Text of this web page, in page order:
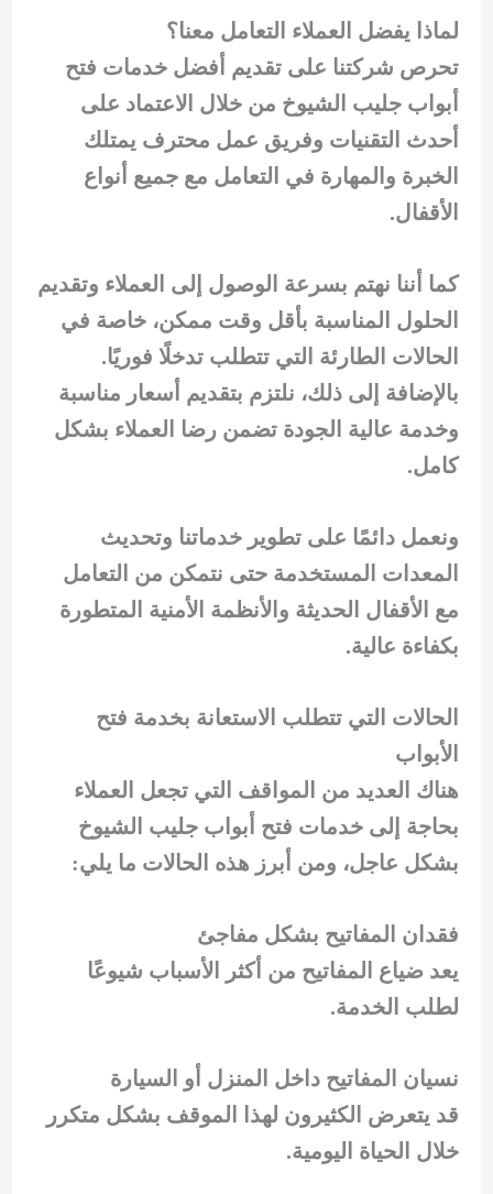
لماذا يفضل العملاء التعامل معنا؟
تحرص شركتنا على تقديم أفضل خدمات فتح
أبواب جليب الشيوخ من خلال الاعتماد على
أحدث التقنيات وفريق عمل محترف يمتلك
الخبرة والمهارة في التعامل مع جميع أنواع
الأقفال.
كما أننا نهتم بسرعة الوصول إلى العملاء وتقديم
الحلول المناسبة بأقل وقت ممكن، خاصة في
الحالات الطارئة التي تتطلب تدخلًا فوريًا.
بالإضافة إلى ذلك، نلتزم بتقديم أسعار مناسبة
وخدمة عالية الجودة تضمن رضا العملاء بشكل
كامل.
ونعمل دائمًا على تطوير خدماتنا وتحديث
المعدات المستخدمة حتى نتمكن من التعامل
مع الأقفال الحديثة والأنظمة الأمنية المتطورة
بكفاءة عالية.
الحالات التي تتطلب الاستعانة بخدمة فتح
الأبواب
هناك العديد من المواقف التي تجعل العملاء
بحاجة إلى خدمات فتح أبواب جليب الشيوخ
بشكل عاجل، ومن أبرز هذه الحالات ما يلي:
فقدان المفاتيح بشكل مفاجئ
يعد ضياع المفاتيح من أكثر الأسباب شيوعًا
لطلب الخدمة.
نسيان المفاتيح داخل المنزل أو السيارة
قد يتعرض الكثيرون لهذا الموقف بشكل متكرر
خلال الحياة اليومية.